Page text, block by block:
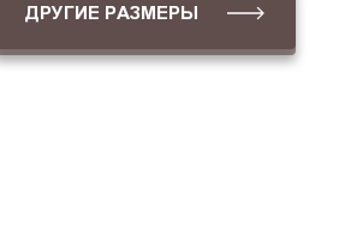
ДРУГИЕ РАЗМЕРЫ